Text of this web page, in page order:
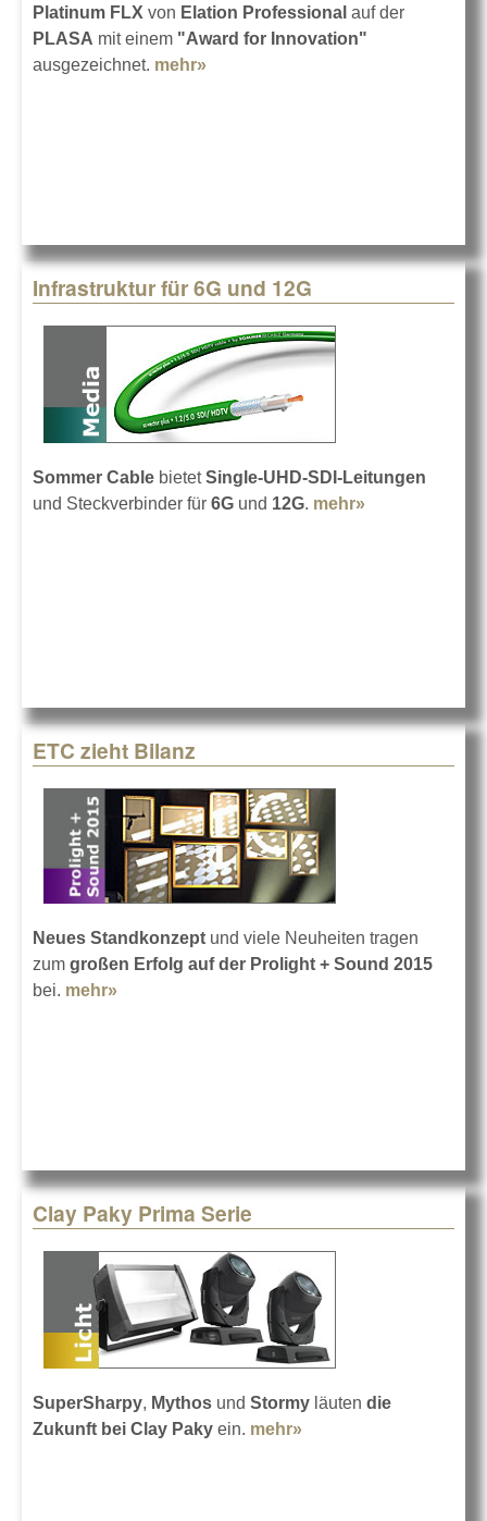
Platinum FLX von Elation Professional auf der
PLASA mit einem "Award for Innovation"
ausgezeichnet. mehr»
Infrastruktur für 6G und 12G
Sommer Cable bietetSingle-UHD-SDI-Leitungen
und Steckverbinder für 6G und 12G. mehr»
ETC zieht Bilanz
Neues Standkonzept und viele Neuheiten tragen
zum großen Erfolg auf der Prolight + Sound 2015
bei. mehr»
Clay Paky Prima Serie
SuperSharpy, Mythos und Stormy läuten die
Zukunft bei Clay Paky ein. mehr»